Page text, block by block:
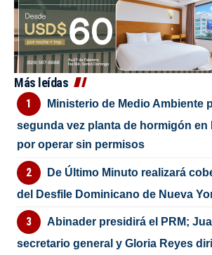
Más leídas
Ministerio de Medio Ambiente
segunda vez planta de hormigón en
por operar sin permisos
De Último Minuto realizará
del Desfile Dominicano de Nueva
Abinader presidirá el PRM;
secretario general y Gloria Reyes